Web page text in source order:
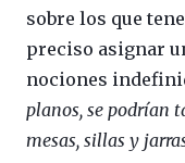
sobre los que
preciso asignar
nociones
planos, se podrían
mesas, sillas y